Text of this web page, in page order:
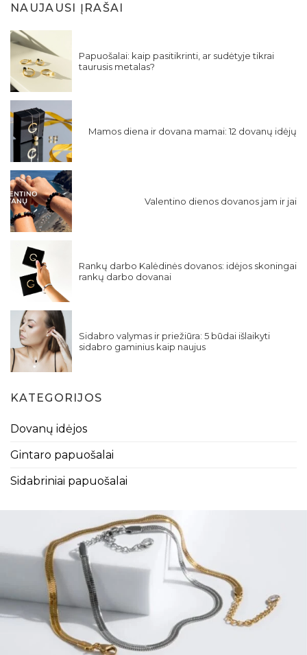
NAUJAUSI ĮRAŠAI
Papuošalai: kaip pasitikrinti, ar sudėtyje tikrai
taurusis metalas?
Mamos diena ir dovana mamai: 12 dovanų idėjų
Valentino dienos dovanos jam ir jai
Rankų darbo Kalėdinės dovanos: idėjos skoningai
rankų darbo dovanai
Sidabro valymas ir priežiūra: 5 būdai išlaikyti
sidabro gaminius kaip naujus
KATEGORIJOS
Dovanų idėjos
Gintaro papuošalai
Sidabriniai papuošalai